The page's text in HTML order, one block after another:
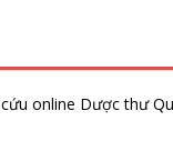
online Dược thư